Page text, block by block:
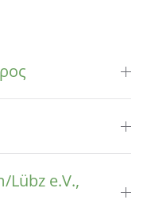
Lübz e.V.,